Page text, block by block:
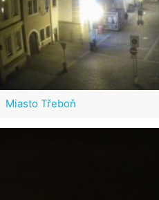
Miasto Třeboň